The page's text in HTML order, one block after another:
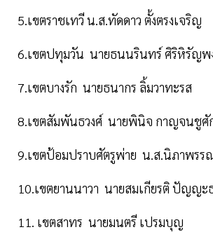
5.เขตราชเทวี น.ส.ทัดดาว ตั้งตรงเจริญ
6.เขตปทุมวัน นายธนนรินทร์ ศิริหิรัญ
7.เขตบางรัก นายธนากร ลิ้มวาทะรส
8.เขตสัมพันธวงศ์ นายพินิจ กาญจนชูศั
9.เขตป้อมปราบศัตรูพ่าย น.ส.นิภาพรร
10.เขตยานนาวา นายสมเกียรติ ปัญญะ
11. เขตสาทร นายมนตรี เปรมบุญ